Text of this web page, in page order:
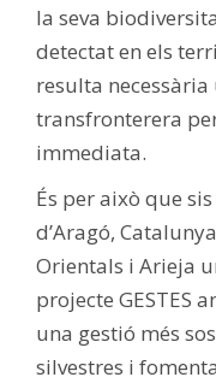
la seva
detectat en els
resulta
transfronterera
immediata.
És per això que
d’Aragó,
Orientals i Arieja
projecte GESTES
una gestió més
silvestres i